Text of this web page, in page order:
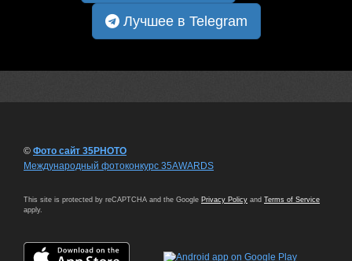
Лучшее в Telegram
© Фото сайт 35PHOTO
Международный фотоконкурс 35AWARDS
This site is protected by reCAPTCHA and the Google Privacy Policy and Terms of Service
apply.